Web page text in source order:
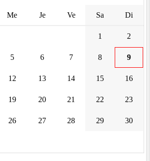
Me Je Ve Sa Di
1 2
5 6 7 8 9
12 13 14 15 16
19 20 21 22 23
26 27 28 29 30